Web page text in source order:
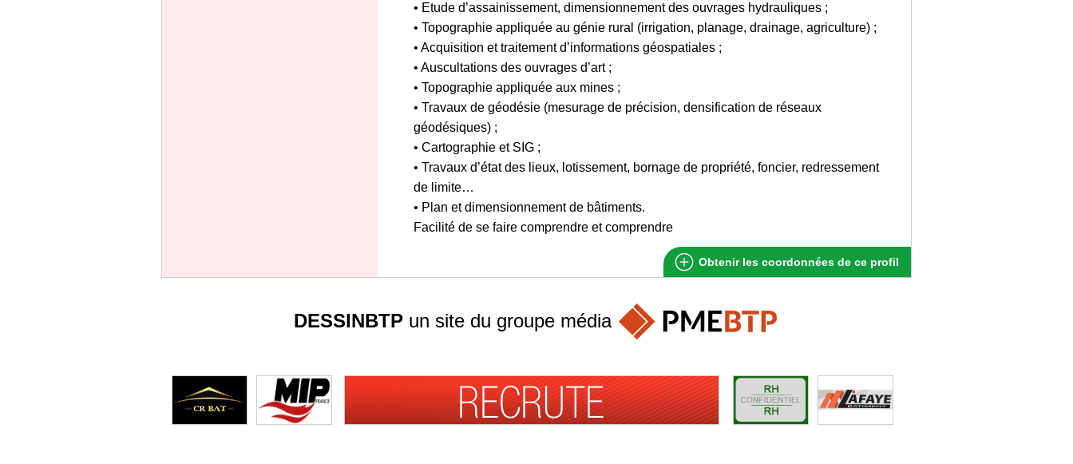
• Etude d’assainissement, dimensionnement des ouvrages hydrauliques ;
• Topographie appliquée au génie rural (irrigation, planage, drainage, agriculture) ;
• Acquisition et traitement d’informations géospatiales ;
• Auscultations des ouvrages d’art ;
• Topographie appliquée aux mines ;
• Travaux de géodésie (mesurage de précision, densification de réseaux
géodésiques) ;
• Cartographie et SIG ;
• Travaux d’état des lieux, lotissement, bornage de propriété, foncier, redressement
de limite…
• Plan et dimensionnement de bâtiments.
Facilité de se faire comprendre et comprendre
Obtenir les coordonnées de ce profil
DESSINBTP un site du groupe média